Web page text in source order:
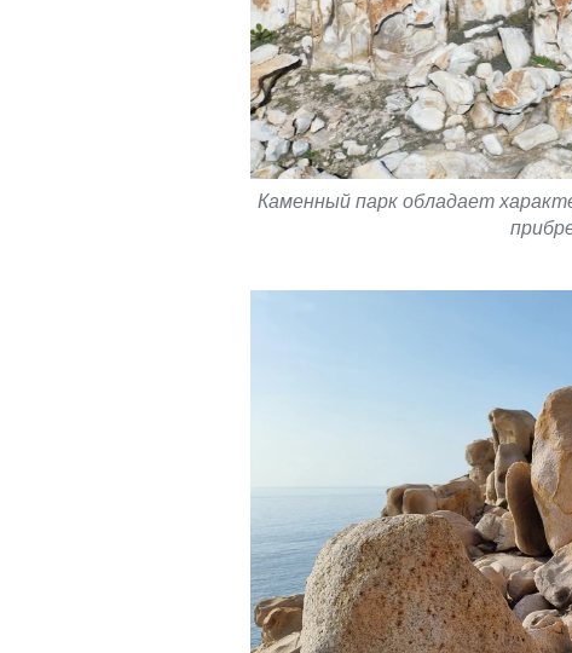
Каменный парк обладает